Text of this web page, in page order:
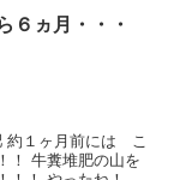
６ヵ月・・・
約１ヶ月前には こ
！ 牛糞堆肥の山を